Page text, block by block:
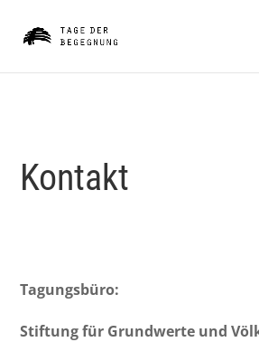
Kontakt
Tagungsbüro:
Stiftung für Grundwerte und